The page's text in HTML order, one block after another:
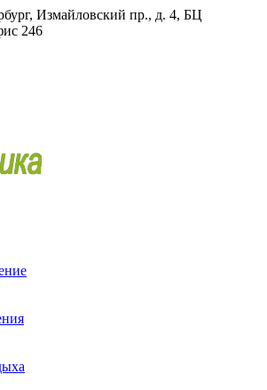
Измайловский пр., д. 4, БЦ
246